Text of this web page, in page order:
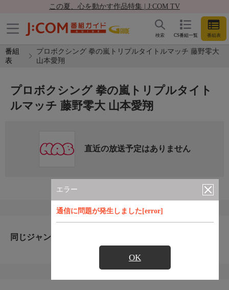
この夏、心を動かす作品特集 | J:COM TV
CS番組一覧 番組表
検索
番組
表
プロボクシング 拳の嵐トリプルタイトルマッチ 藤野零大
山本愛翔
エラー
通信に問題が発生しました[error]
OK
プロボクシング 拳の嵐トリプルタイト
ルマッチ 藤野零大 山本愛翔
直近の放送予定はありません
同じジャンルのおすすめ番組